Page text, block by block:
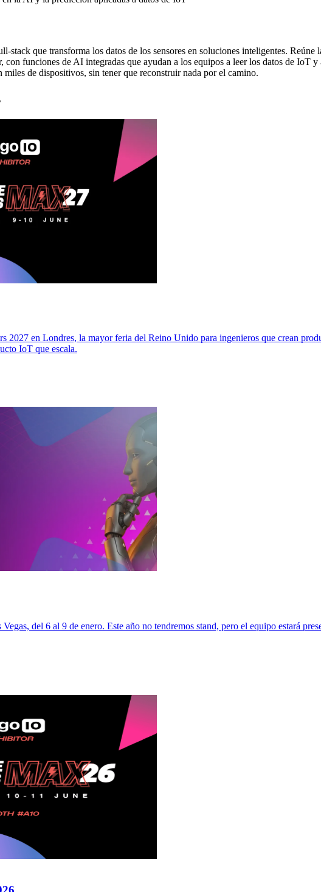
stack que transforma los datos de los sensores en soluciones inteligentes.
con funciones de AI integradas que ayudan a los equipos a leer los datos de
miles de dispositivos, sin tener que reconstruir nada por el camino.
2027 en Londres, la mayor feria del Reino Unido para ingenieros que crean
IoT que escala.
del 6 al 9 de enero. Este año no tendremos stand, pero el equipo estará